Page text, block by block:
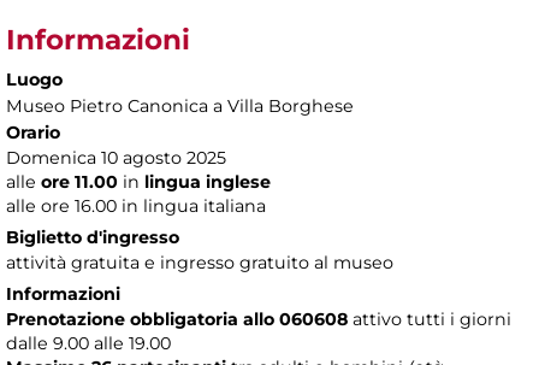
Informazioni
Luogo
Museo Pietro Canonica a Villa Borghese
Orario
Domenica 10 agosto 2025
alle ore 11.00 in lingua inglese
alle ore 16.00 in lingua italiana
Biglietto d'ingresso
attività gratuita e ingresso gratuito al museo
Informazioni
Prenotazione obbligatoria allo 060608 attivo tutti i giorni
dalle 9.00 alle 19.00